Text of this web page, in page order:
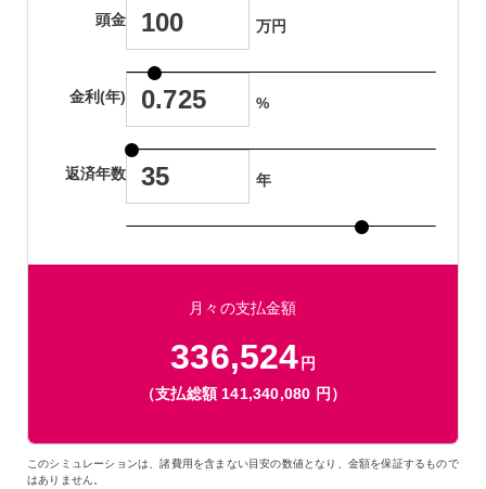
頭金 万円
金利(年) %
返済年数 年
月々の支払金額
336,524 円
（支払総額141,340,080 円）
このシミュレーションは、諸費用を含まない目安の数値となり、金額を保証するもので
はありません。